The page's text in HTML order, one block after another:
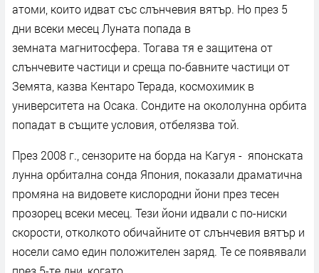
атоми, които идват със слънчевия вятър. Но през 5
дни всеки месец Луната попада в
земната магнитосфера. Тогава тя е защитена от
слънчевите частици и среща по-бавните частици от
Земята, казва Кентаро Терада, космохимик в
университета на Осака. Сондите на окололунна орбита
попадат в същите условия, отбелязва той.
През 2008 г., сензорите на борда на Кагуя - японската
лунна орбитална сонда Япония, показали драматична
промяна на видовете кислородни йони през тесен
прозорец всеки месец. Тези йони идвали с по-ниски
скорости, отколкото обичайните от слънчевия вятър и
носели само един положителен заряд. Те се появявали